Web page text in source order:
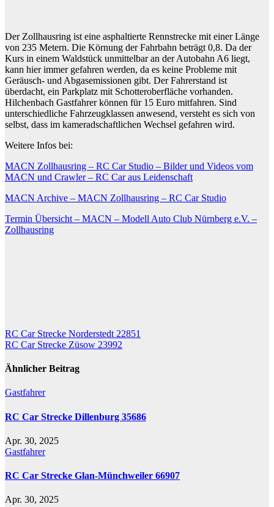
Der Zollhausring ist eine asphaltierte Rennstrecke mit einer Länge
von 235 Metern. Die Körnung der Fahrbahn beträgt 0,8. Da der
Kurs in einem Waldstück unmittelbar an der Autobahn A6 liegt,
kann hier immer gefahren werden, da es keine Probleme mit
Geräusch- und Abgasemissionen gibt. Der Fahrerstand ist
überdacht, ein Parkplatz mit Schotteroberfläche vorhanden.
Hilchenbach Gastfahrer können für 15 Euro mitfahren. Sind
unterschiedliche Fahrzeugklassen anwesend, versteht es sich von
selbst, dass im kameradschaftlichen Wechsel gefahren wird.
Weitere Infos bei:
MACN Zollhausring – RC Car Studio – Bilder und Videos vom
MACN und Crawler – RC Car aus Leidenschaft
MACN Archive – MACN Zollhausring – RC Car Studio
Termin Übersicht – MACN – Modell Auto Club Nürnberg e.V. –
Zollhausring
Beitragsnavigation
RC Car Strecke Norderstedt 22851
RC Car Strecke Züsow 23992
Ähnlicher Beitrag
Gastfahrer
RC Car Strecke Dillenburg 35686
Apr. 30, 2025
Gastfahrer
RC Car Strecke Glan-Münchweiler 66907
Apr. 30, 2025